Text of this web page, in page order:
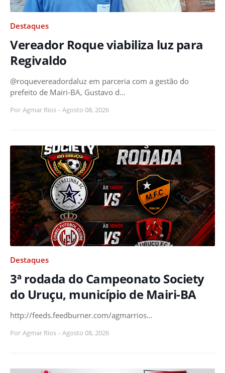
Destaques
Vereador Roque viabiliza luz para
Regivaldo
@roquevereadordaluz em parceria com a gestão do
prefeito de Mairi-BA, Gustavo d…
Por Agmar Rios - Agosto 08, 2026
Destaques
3ª rodada do Campeonato Society
do Uruçu, município de Mairi-BA
http://feeds.feedburner.com/agmarrios…
Por Agmar Rios - Agosto 08, 2026